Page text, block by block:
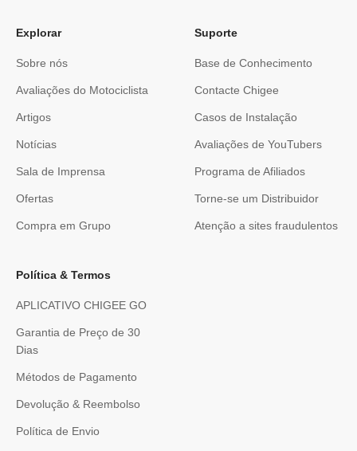
Explorar
Sobre nós
Avaliações do Motociclista
Artigos
Notícias
Sala de Imprensa
Ofertas
Compra em Grupo
Suporte
Base de Conhecimento
Contacte Chigee
Casos de Instalação
Avaliações de YouTubers
Programa de Afiliados
Torne-se um Distribuidor
Atenção a sites fraudulentos
Política & Termos
APLICATIVO CHIGEE GO
Garantia de Preço de 30
Dias
Métodos de Pagamento
Devolução & Reembolso
Política de Envio